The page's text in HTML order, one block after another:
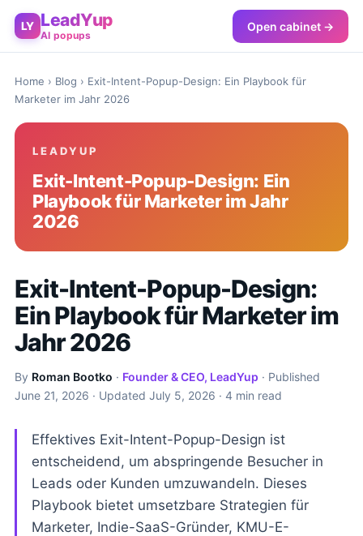
LY LeadYup
AI popups
Open cabinet →
Home › Blog › Exit-Intent-Popup-Design: Ein Playbook für
Marketer im Jahr 2026
LEADYUP
Exit-Intent-Popup-Design: Ein
Playbook für Marketer im Jahr
2026
Exit-Intent-Popup-Design:
Ein Playbook für Marketer im
Jahr 2026
By Roman Bootko · Founder & CEO, LeadYup · Published
June 21, 2026 · Updated July 5, 2026 · 4 min read
Effektives Exit-Intent-Popup-Design ist
entscheidend, um abspringende Besucher in
Leads oder Kunden umzuwandeln. Dieses
Playbook bietet umsetzbare Strategien für
Marketer, Indie-SaaS-Gründer, KMU-E-